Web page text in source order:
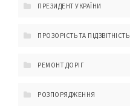
ПРЕЗИДЕНТ УКРАЇНИ
ПРОЗОРІСТЬ ТА ПІДЗВІТНІСТЬ
РЕМОНТ ДОРІГ
РОЗПОРЯДЖЕННЯ